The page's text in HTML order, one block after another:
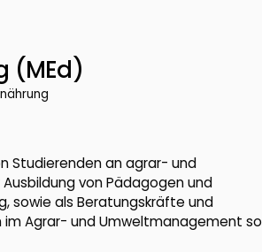
(MEd)
Studierenden an agrar- und
von Pädagogen und
sowie als Beratungskräfte und
im Agrar- und Umweltmanagement